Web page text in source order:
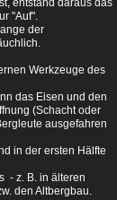
entstand daraus das
"Auf".
der
Werkzeuge des
das Eisen und den
(Schacht oder
ausgefahren
in der ersten Hälfte
- z. B. in älteren
den Altbergbau.